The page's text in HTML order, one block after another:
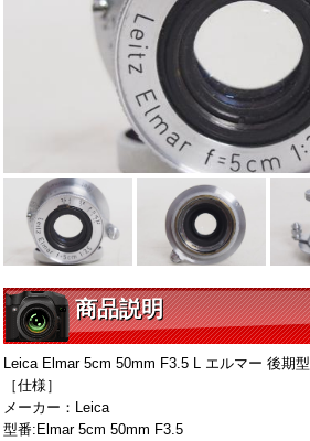
商品説明
Leica Elmar 5cm 50mm F3.5 L エルマー 後期型
［仕様］
メーカー：Leica
型番:Elmar 5cm 50mm F3.5